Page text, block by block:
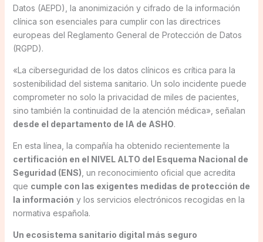
Datos (AEPD), la anonimización y cifrado de la información
clínica son esenciales para cumplir con las directrices
europeas del Reglamento General de Protección de Datos
(RGPD).
«La ciberseguridad de los datos clínicos es crítica para la
sostenibilidad del sistema sanitario. Un solo incidente puede
comprometer no solo la privacidad de miles de pacientes,
sino también la continuidad de la atención médica», señalan
desde el departamento de IA de ASHO.
En esta línea, la compañía ha obtenido recientemente la
certificación en el NIVEL ALTO del Esquema Nacional de
Seguridad (ENS) , un reconocimiento oficial que acredita
que cumple con las exigentes medidas de protección de
la información y los servicios electrónicos recogidas en la
normativa española.
Un ecosistema sanitario digital más seguro